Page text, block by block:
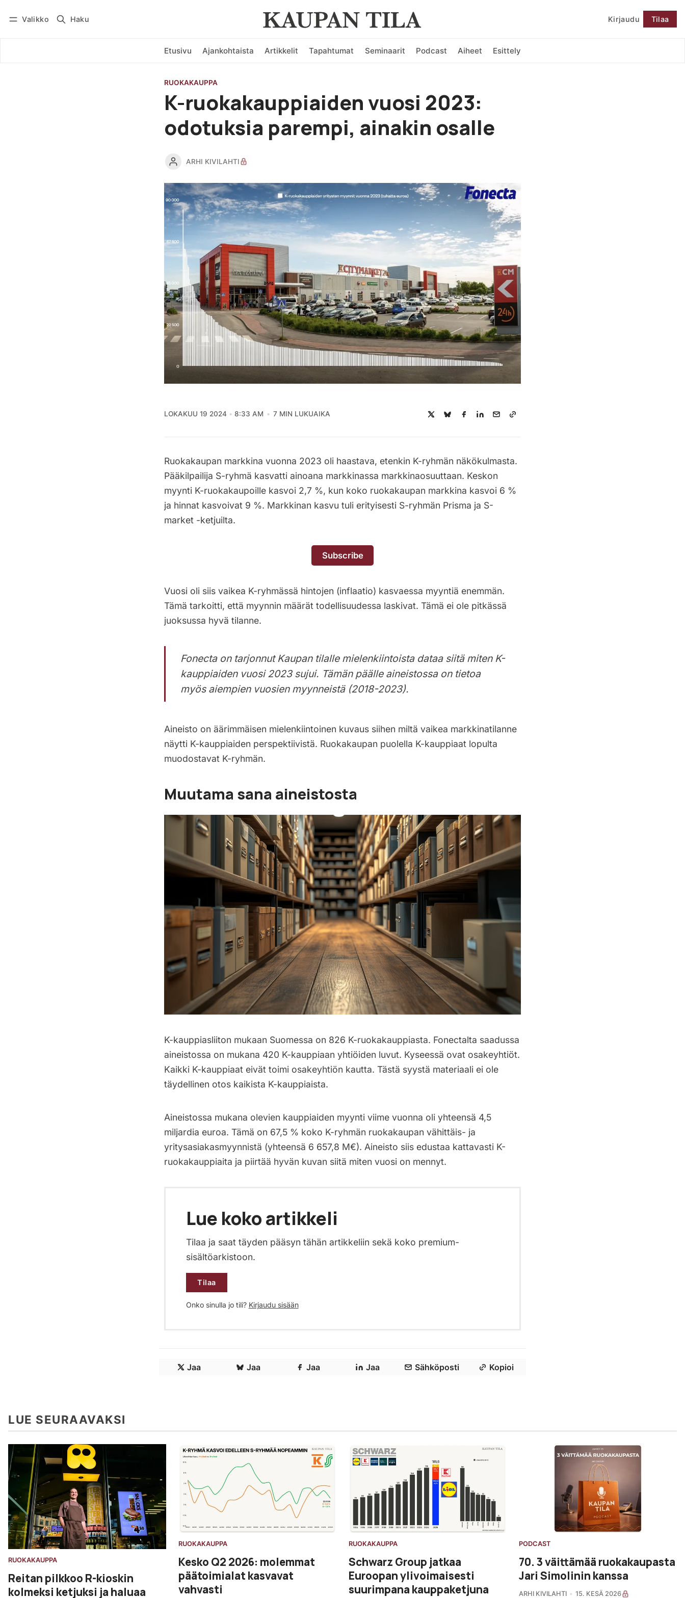
Valikko Haku Kirjaudu Tilaa
Etusivu Ajankohtaista Artikkelit Tapahtumat Seminaarit Podcast Aiheet Esittely
Seuraa
RUOKAKAUPPA
K-ruokakauppiaiden vuosi 2023:
odotuksia parempi, ainakin osalle
ARHI KIVILAHTI
LOKAKUU 19 2024 8:33 AM 7 MIN LUKUAIKA
Ruokakaupan markkina vuonna 2023 oli haastava, etenkin K-ryhmän näkökulmasta.
Pääkilpailija S-ryhmä kasvatti ainoana markkinassa markkinaosuuttaan. Keskon
myynti K-ruokakaupoille kasvoi 2,7 %, kun koko ruokakaupan markkina kasvoi 6 %
ja hinnat kasvoivat 9 %. Markkinan kasvu tuli erityisesti S-ryhmän Prisma ja S-
market -ketjuilta.
Subscribe
Vuosi oli siis vaikea K-ryhmässä hintojen (inflaatio) kasvaessa myyntiä enemmän.
Tämä tarkoitti, että myynnin määrät todellisuudessa laskivat. Tämä ei ole pitkässä
juoksussa hyvä tilanne.
Fonecta on tarjonnut Kaupan tilalle mielenkiintoista dataa siitä miten K-
kauppiaiden vuosi 2023 sujui. Tämän päälle aineistossa on tietoa
myös aiempien vuosien myynneistä (2018-2023).
Aineisto on äärimmäisen mielenkiintoinen kuvaus siihen miltä vaikea markkinatilanne
näytti K-kauppiaiden perspektiivistä. Ruokakaupan puolella K-kauppiaat lopulta
muodostavat K-ryhmän.
Muutama sana aineistosta
K-kauppiasliiton mukaan Suomessa on 826 K-ruokakauppiasta. Fonectalta saadussa
aineistossa on mukana 420 K-kauppiaan yhtiöiden luvut. Kyseessä ovat osakeyhtiöt.
Kaikki K-kauppiaat eivät toimi osakeyhtiön kautta. Tästä syystä materiaali ei ole
täydellinen otos kaikista K-kauppiaista.
Aineistossa mukana olevien kauppiaiden myynti viime vuonna oli yhteensä 4,5
miljardia euroa. Tämä on 67,5 % koko K-ryhmän ruokakaupan vähittäis- ja
yritysasiakasmyynnistä (yhteensä 6 657,8 M€). Aineisto siis edustaa kattavasti K-
ruokakauppiaita ja piirtää hyvän kuvan siitä miten vuosi on mennyt.
Lue koko artikkeli
Tilaa ja saat täyden pääsyn tähän artikkeliin sekä koko premium-
sisältöarkistoon.
Tilaa
Onko sinulla jo tili? Kirjaudu sisään
Jaa Jaa Jaa Jaa Sähköposti Kopioi
LUE SEURAAVAKSI
RUOKAKAUPPA
Reitan pilkkoo R-kioskin
kolmeksi ketjuksi ja haluaa
RUOKAKAUPPA
Kesko Q2 2026: molemmat
päätoimialat kasvavat
vahvasti
RUOKAKAUPPA
Schwarz Group jatkaa
Euroopan ylivoimaisesti
suurimpana kauppaketjuna
PODCAST
70. 3 väittämää ruokakaupasta
Jari Simolinin kanssa
ARHI KIVILAHTI 15. KESÄ 2026